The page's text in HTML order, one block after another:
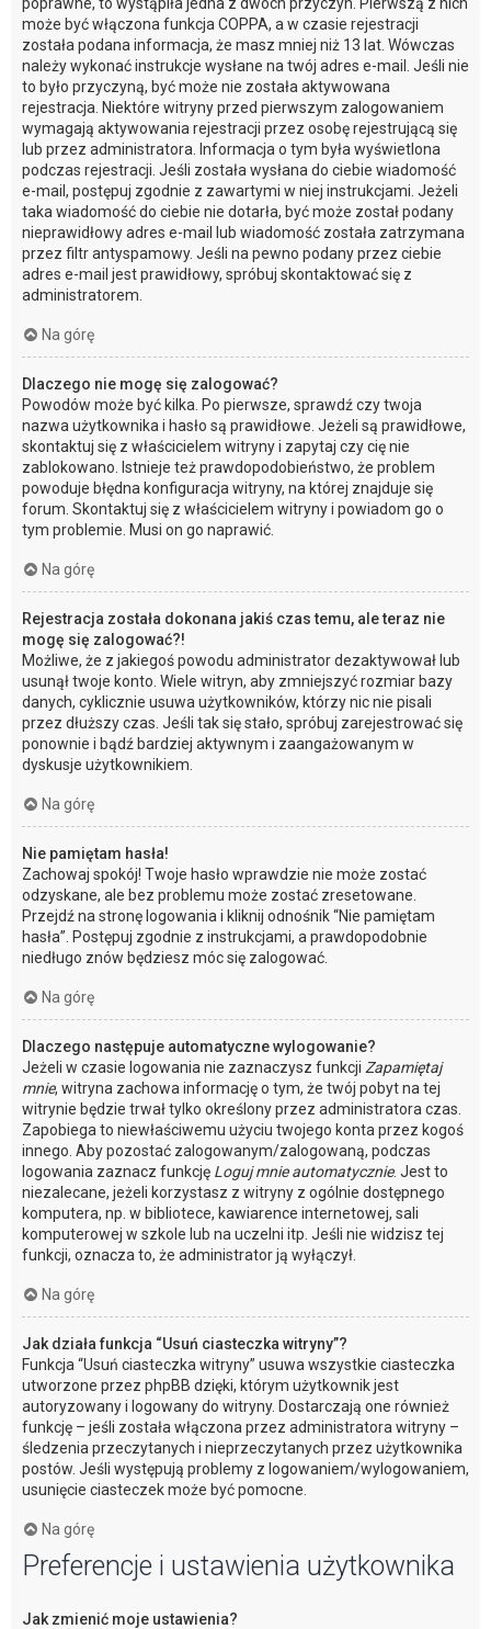
może być włączona funkcja COPPA, a w czasie rejestracji
została podana informacja, że masz mniej niż 13 lat. Wówczas
należy wykonać instrukcje wysłane na twój adres e-mail. Jeśli nie
to było przyczyną, być może nie została aktywowana
rejestracja. Niektóre witryny przed pierwszym zalogowaniem
wymagają aktywowania rejestracji przez osobę rejestrującą się
lub przez administratora. Informacja o tym była wyświetlona
podczas rejestracji. Jeśli została wysłana do ciebie wiadomość
e-mail, postępuj zgodnie z zawartymi w niej instrukcjami. Jeżeli
taka wiadomość do ciebie nie dotarła, być może został podany
nieprawidłowy adres e-mail lub wiadomość została zatrzymana
przez filtr antyspamowy. Jeśli na pewno podany przez ciebie
adres e-mail jest prawidłowy, spróbuj skontaktować się z
administratorem.
Na górę
Dlaczego nie mogę się zalogować?
Powodów może być kilka. Po pierwsze, sprawdź czy twoja
nazwa użytkownika i hasło są prawidłowe. Jeżeli są prawidłowe,
skontaktuj się z właścicielem witryny i zapytaj czy cię nie
zablokowano. Istnieje też prawdopodobieństwo, że problem
powoduje błędna konfiguracja witryny, na której znajduje się
forum. Skontaktuj się z właścicielem witryny i powiadom go o
tym problemie. Musi on go naprawić.
Na górę
Rejestracja została dokonana jakiś czas temu, ale teraz nie
mogę się zalogować?!
Możliwe, że z jakiegoś powodu administrator dezaktywował lub
usunął twoje konto. Wiele witryn, aby zmniejszyć rozmiar bazy
danych, cyklicznie usuwa użytkowników, którzy nic nie pisali
przez dłuższy czas. Jeśli tak się stało, spróbuj zarejestrować się
ponownie i bądź bardziej aktywnym i zaangażowanym w
dyskusje użytkownikiem.
Na górę
Nie pamiętam hasła!
Zachowaj spokój! Twoje hasło wprawdzie nie może zostać
odzyskane, ale bez problemu może zostać zresetowane.
Przejdź na stronę logowania i kliknij odnośnik “Nie pamiętam
hasła”. Postępuj zgodnie z instrukcjami, a prawdopodobnie
niedługo znów będziesz móc się zalogować.
Na górę
Dlaczego następuje automatyczne wylogowanie?
Jeżeli w czasie logowania nie zaznaczysz funkcji Zapamiętaj
mnie, witryna zachowa informację o tym, że twój pobyt na tej
witrynie będzie trwał tylko określony przez administratora czas.
Zapobiega to niewłaściwemu użyciu twojego konta przez kogoś
innego. Aby pozostać zalogowanym/zalogowaną, podczas
logowania zaznacz funkcję Loguj mnie automatycznie. Jest to
niezalecane, jeżeli korzystasz z witryny z ogólnie dostępnego
komputera, np. w bibliotece, kawiarence internetowej, sali
komputerowej w szkole lub na uczelni itp. Jeśli nie widzisz tej
funkcji, oznacza to, że administrator ją wyłączył.
Na górę
Jak działa funkcja “Usuń ciasteczka witryny”?
Funkcja “Usuń ciasteczka witryny” usuwa wszystkie ciasteczka
utworzone przez phpBB dzięki, którym użytkownik jest
autoryzowany i logowany do witryny. Dostarczają one również
funkcję – jeśli została włączona przez administratora witryny –
śledzenia przeczytanych i nieprzeczytanych przez użytkownika
postów. Jeśli występują problemy z logowaniem/wylogowaniem,
usunięcie ciasteczek może być pomocne.
Na górę
Preferencje i ustawienia użytkownika
Jak zmienić moje ustawienia?